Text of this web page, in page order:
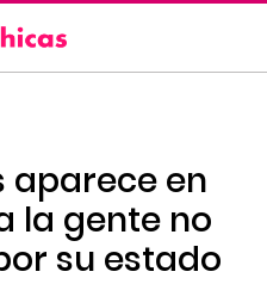
aparece en
la gente no
su estado